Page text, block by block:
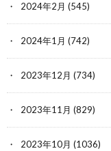
2024年2月 (545)
2024年1月 (742)
2023年12月 (734)
2023年11月 (829)
2023年10月 (1036)